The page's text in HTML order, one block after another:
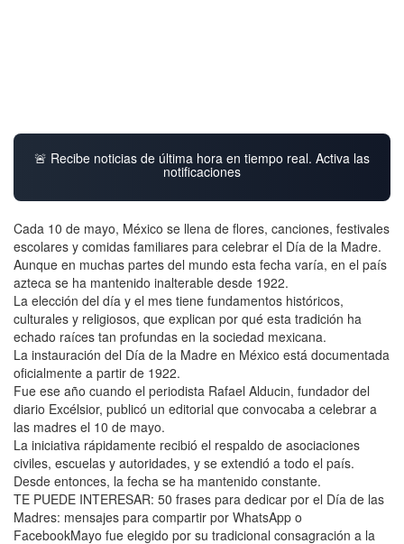
🚨 Recibe noticias de última hora en tiempo real. Activa las
notificaciones
Cada 10 de mayo, México se llena de flores, canciones, festivales
escolares y comidas familiares para celebrar el Día de la Madre.
Aunque en muchas partes del mundo esta fecha varía, en el país
azteca se ha mantenido inalterable desde 1922.
La elección del día y el mes tiene fundamentos históricos,
culturales y religiosos, que explican por qué esta tradición ha
echado raíces tan profundas en la sociedad mexicana.
La instauración del Día de la Madre en México está documentada
oficialmente a partir de 1922.
Fue ese año cuando el periodista Rafael Alducin, fundador del
diario Excélsior, publicó un editorial que convocaba a celebrar a
las madres el 10 de mayo.
La iniciativa rápidamente recibió el respaldo de asociaciones
civiles, escuelas y autoridades, y se extendió a todo el país.
Desde entonces, la fecha se ha mantenido constante.
TE PUEDE INTERESAR: 50 frases para dedicar por el Día de las
Madres: mensajes para compartir por WhatsApp o
FacebookMayo fue elegido por su tradicional consagración a la